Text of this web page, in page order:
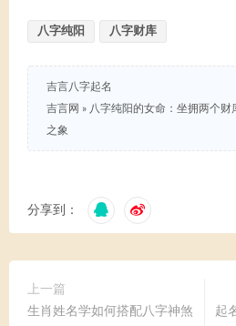
八字纯阳 八字财库
吉言八字起名
吉言网 » 八字纯阳的女命：坐拥两个
之象
分享到：
上一篇
生肖姓名学如何搭配八字神煞
起